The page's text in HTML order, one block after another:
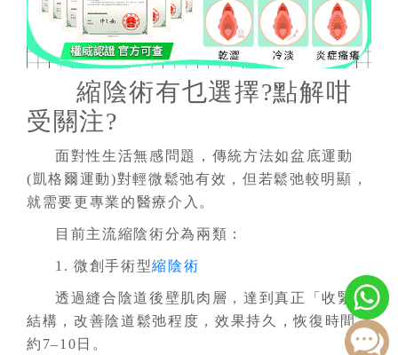
縮陰術有乜選擇?點解咁
受關注?
面對性生活無感問題，傳統方法如盆底運動
(凱格爾運動)對輕微鬆弛有效，但若鬆弛較明顯，
就需要更專業的醫療介入。
目前主流縮陰術分為兩類：
1. 微創手術型縮陰術
透過縫合陰道後壁肌肉層，達到真正「收緊」
結構，改善陰道鬆弛程度，效果持久，恢復時間
約7–10日。